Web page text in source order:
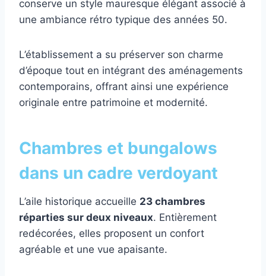
conserve un style mauresque élégant associé à
une ambiance rétro typique des années 50.
L’établissement a su préserver son charme
d’époque tout en intégrant des aménagements
contemporains, offrant ainsi une expérience
originale entre patrimoine et modernité.
Chambres et bungalows
dans un cadre verdoyant
L’aile historique accueille 23 chambres
réparties sur deux niveaux. Entièrement
redécorées, elles proposent un confort
agréable et une vue apaisante.